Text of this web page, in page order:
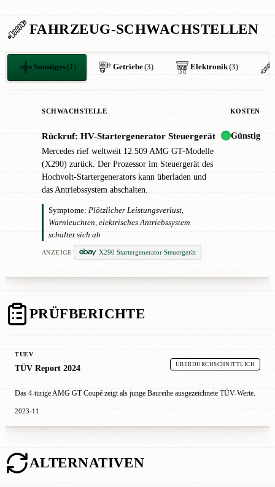
FAHRZEUG-SCHWACHSTELLEN
Sonstiges(1) Getriebe(3) Elektronik(3)
SCHWACHSTELLE KOSTEN
Rückruf: HV-Startergenerator Steuergerät
Mercedes rief weltweit 12.509 AMG GT-Modelle
(X290) zurück. Der Prozessor im Steuergerät des
Hochvolt-Startergenerators kann überladen und
das Antriebssystem abschalten.
Symptome: Plötzlicher Leistungsverlust,
Warnleuchten, elektrisches Antriebssystem
schaltet sich ab
ANZEIGE X290 Startergenerator Steuergerät
Günstig
PRÜFBERICHTE
TUEV
TÜV Report 2024 ÜBERDURCHSCHNITTLICH
Das 4-türige AMG GT Coupé zeigt als junge Baureihe ausgezeichnete TÜV-Werte.
2023-11
ALTERNATIVEN